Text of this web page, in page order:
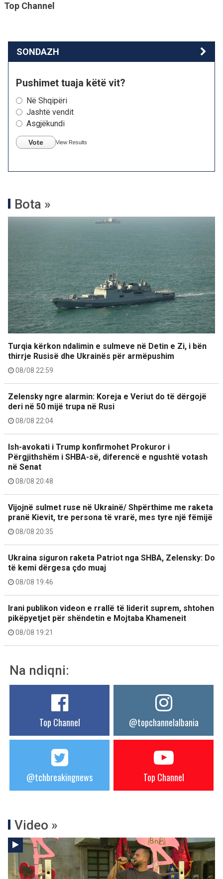
Top Channel
SONDAZH
Pushimet tuaja këtë vit?
Në Shqipëri
Jashtë vendit
Asgjëkundi
Vote View Results
Bota »
Turqia kërkon ndalimin e sulmeve në Detin e Zi, i bën
thirrje Rusisë dhe Ukrainës për armëpushim
08/08 22:59
Zelensky ngre alarmin: Koreja e Veriut do të dërgojë
deri në 50 mijë trupa në Rusi
08/08 22:04
Ish-avokati i Trump konfirmohet Prokuror i
Përgjithshëm i SHBA-së, diferencë e ngushtë votash
në Senat
08/08 20:48
Vijojnë sulmet ruse në Ukrainë/ Shpërthime me raketa
pranë Kievit, tre persona të vrarë, mes tyre një fëmijë
08/08 20:35
Ukraina siguron raketa Patriot nga SHBA, Zelensky: Do
të kemi dërgesa çdo muaj
08/08 19:46
Irani publikon videon e rrallë të liderit suprem, shtohen
pikëpyetjet për shëndetin e Mojtaba Khameneit
08/08 19:21
Na ndiqni:
Top Channel @topchannelalbania
@tchbreakingnews Top Channel
Video »